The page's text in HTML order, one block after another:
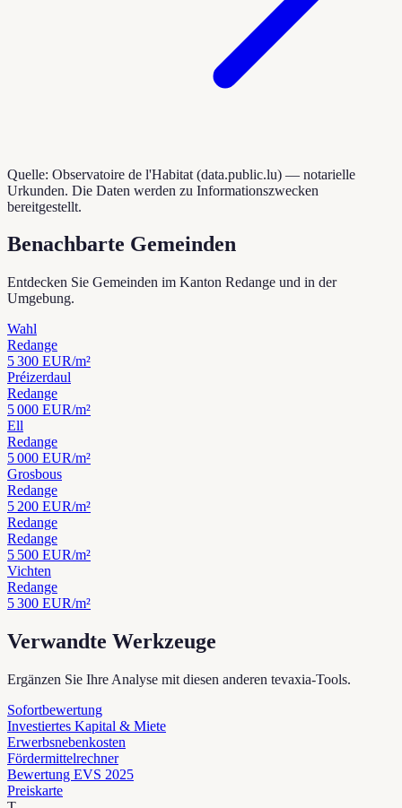
Quelle: Observatoire de l'Habitat (data.public.lu) — notarielle
Urkunden. Die Daten werden zu Informationszwecken
bereitgestellt.
Benachbarte Gemeinden
Entdecken Sie Gemeinden im Kanton Redange und in der
Umgebung.
Wahl
Redange
5 300 EUR/m²
Préizerdaul
Redange
5 000 EUR/m²
Ell
Redange
5 000 EUR/m²
Grosbous
Redange
5 200 EUR/m²
Redange
Redange
5 500 EUR/m²
Vichten
Redange
5 300 EUR/m²
Verwandte Werkzeuge
Ergänzen Sie Ihre Analyse mit diesen anderen tevaxia-Tools.
Sofortbewertung
Investiertes Kapital & Miete
Erwerbsnebenkosten
Fördermittelrechner
Bewertung EVS 2025
Preiskarte